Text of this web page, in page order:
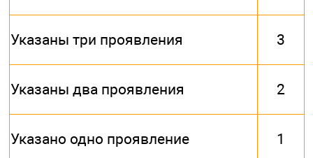
Указаны три проявления 3
Указаны два проявления 2
Указано одно проявление 1